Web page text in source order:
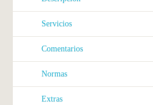
Servicios
Comentarios
Normas
Extras